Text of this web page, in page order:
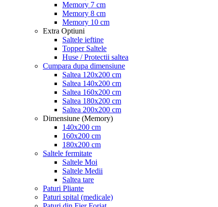
Memory 7 cm
Memory 8 cm
Memory 10 cm
Extra Optiuni
Saltele ieftine
Topper Saltele
Huse / Protectii saltea
Cumpara dupa dimensiune
Saltea 120x200 cm
Saltea 140x200 cm
Saltea 160x200 cm
Saltea 180x200 cm
Saltea 200x200 cm
Dimensiune (Memory)
140x200 cm
160x200 cm
180x200 cm
Saltele fermitate
Saltele Moi
Saltele Medii
Saltea tare
Paturi Pliante
Paturi spital (medicale)